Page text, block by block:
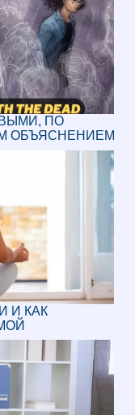
ПО
ОБЪЯСНЕНИЕМ
И КАК